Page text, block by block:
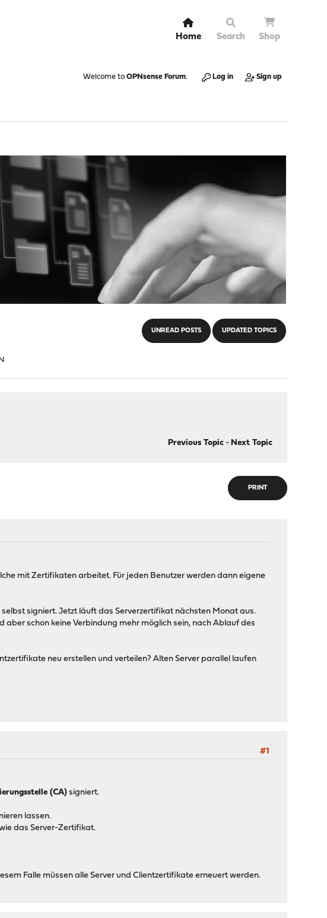
Home Search Shop
Welcome to OPNsense Forum. Log in Sign up
UNREAD POSTS UPDATED TOPICS
Previous Topic- Next Topic
PRINT
mit Zertifikaten arbeitet. Für jeden Benutzer werden dann eigene
signiert. Jetzt läuft das Serverzertifikat nächsten Monat aus.
schon keine Verbindung mehr möglich sein, nach Ablauf des
neu erstellen und verteilen? Alten Server parallel laufen
#1
(CA)signiert.
lassen.
das Server-Zertifikat.
Falle müssen alle Server und Clientzertifikate erneuert werden.